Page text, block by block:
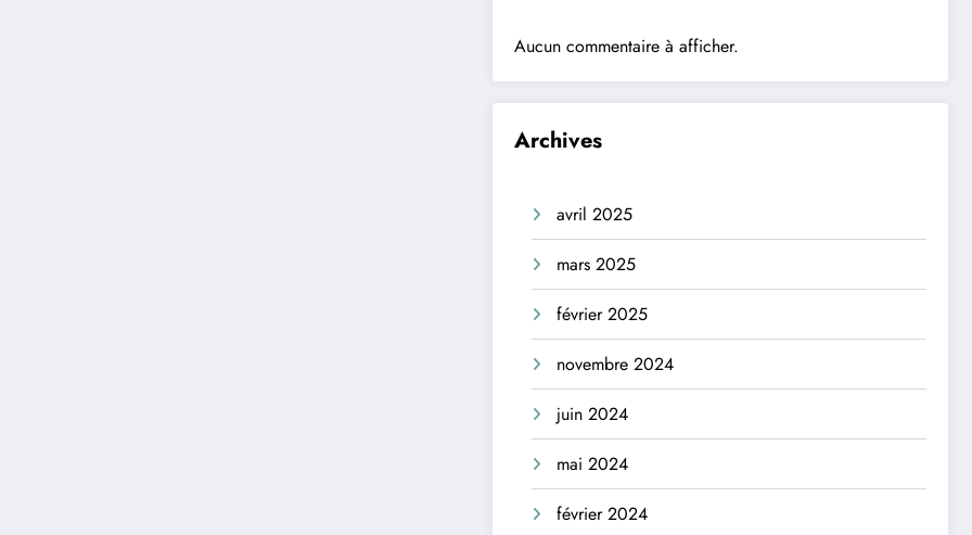
Aucun commentaire à afficher.
Archives
avril 2025
mars 2025
février 2025
novembre 2024
juin 2024
mai 2024
février 2024